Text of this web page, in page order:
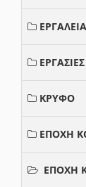
ΚΡΥΦΟ
ΕΠΟΧΗ
ΕΠΟΧΗ